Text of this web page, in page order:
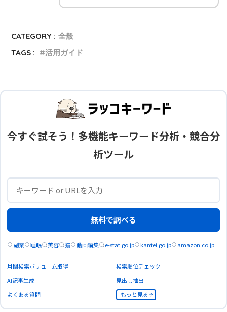
CATEGORY : 全般
TAGS :
活用ガイド
今すぐ試そう！多機能キーワード分析・競合分
析ツール
無料で調べる
副業 睡眠 美容 猫 動画編集 e-stat.go.jp kantei.go.jp amazon.co.jp
月間検索ボリューム取得
検索順位チェック
AI記事生成
見出し抽出
よくある質問
もっと見る